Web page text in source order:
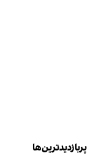
پربازدیدترین‌ها